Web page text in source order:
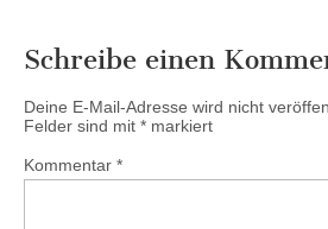
Schreibe einen
Deine E-Mail-Adresse wird nicht
Felder sind mit * markiert
Kommentar *